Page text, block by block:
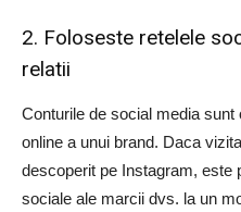
2. Foloseste retelele
relatii
Conturile de social media
online a unui brand. Daca
descoperit pe Instagram, este
sociale ale marcii dvs. la un